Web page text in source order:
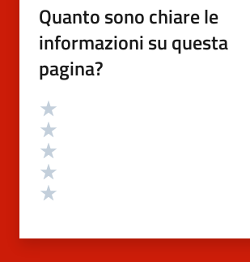
Quanto sono chiare le
informazioni su questa
pagina?
Valutazione